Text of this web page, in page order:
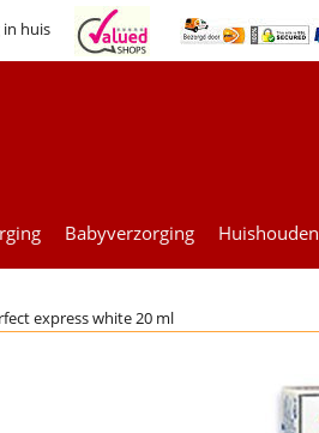
in huis
Babyverzorging Huishouden
express white 20 ml